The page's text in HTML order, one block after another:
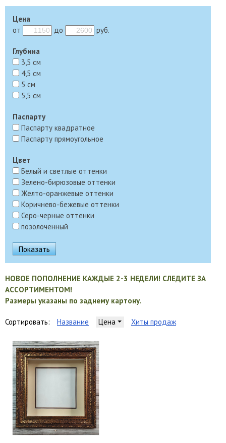
Цена
от
до руб.
Глубина
3,5 см
4,5 см
5 см
5,5 см
Паспарту
Паспарту квадратное
Паспарту прямоугольное
Цвет
Белый и светлые оттенки
Зелено-бирюзовые оттенки
Желто-оранжевые оттенки
Коричнево-бежевые оттенки
Серо-черные оттенки
позолоченный
НОВОЕ ПОПОЛНЕНИЕ КАЖДЫЕ 2-3 НЕДЕЛИ! СЛЕДИТЕ ЗА
АССОРТИМЕНТОМ!
Размеры указаны по заднему картону.
Сортировать: Название Цена Хиты продаж